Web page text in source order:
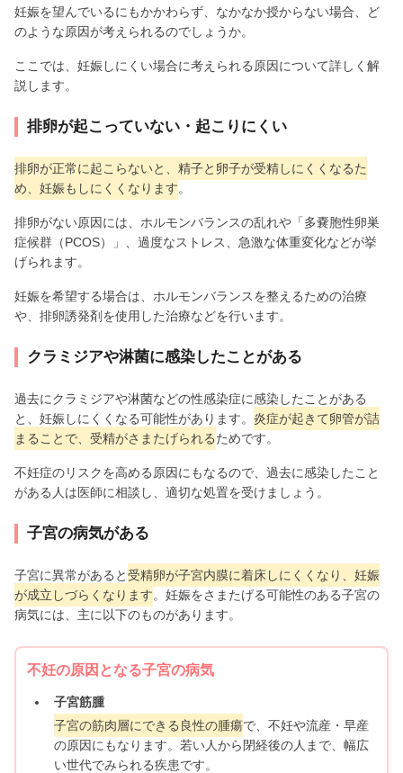
妊娠を望んでいるにもかかわらず、なかなか授からない場合、ど
のような原因が考えられるのでしょうか。
ここでは、妊娠しにくい場合に考えられる原因について詳しく解
説します。
排卵が起こっていない・起こりにくい
排卵が正常に起こらないと、精子と卵子が受精しにくくなるた
め、妊娠もしにくくなります。
排卵がない原因には、ホルモンバランスの乱れや「多嚢胞性卵巣
症候群（PCOS）」、過度なストレス、急激な体重変化などが挙
げられます。
妊娠を希望する場合は、ホルモンバランスを整えるための治療
や、排卵誘発剤を使用した治療などを行います。
クラミジアや淋菌に感染したことがある
過去にクラミジアや淋菌などの性感染症に感染したことがある
と、妊娠しにくくなる可能性があります。 炎症が起きて卵管が詰
まることで、受精がさまたげられるためです。
不妊症のリスクを高める原因にもなるので、過去に感染したこと
がある人は医師に相談し、適切な処置を受けましょう。
子宮の病気がある
子宮に異常があると受精卵が子宮内膜に着床しにくくなり、妊娠
が成立しづらくなります。妊娠をさまたげる可能性のある子宮の
病気には、主に以下のものがあります。
不妊の原因となる子宮の病気
子宮筋腫
子宮の筋肉層にできる良性の腫瘍で、不妊や流産・早産
の原因にもなります。若い人から閉経後の人まで、幅広
い世代でみられる疾患です。